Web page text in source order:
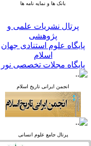
بانک ها و نمایه نامه ها
پرتال نشریات علمی و
پژوهشی
پایگاه علوم استنادی جهان
اسلام
پایگاه مجلات تخصصی نور
پایگاه مرکز اطلاعات جهاد
پرتال جامع علوم انسانی
بانک اطلاعات نشریات
کشور
google scholar
linked in
Academia
انجمن ایرانی تاریخ اسلام
پرتال جامع علوم انسانی